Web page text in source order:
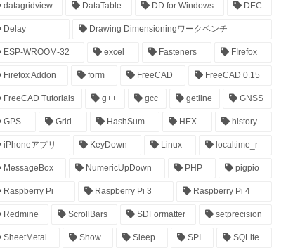
datagridview DataTable DD for Windows DEC
Delay Drawing Dimensioningワークベンチ
ESP-WROOM-32 excel Fasteners FIrefox
Firefox Addon form FreeCAD FreeCAD 0.15
FreeCAD Tutorials g++ gcc getline GNSS
GPS Grid HashSum HEX history
iPhoneアプリ KeyDown Linux localtime_r
MessageBox NumericUpDown PHP pigpio
Raspberry Pi Raspberry Pi 3 Raspberry Pi 4
Redmine ScrollBars SDFormatter setprecision
SheetMetal Show Sleep SPI SQLite